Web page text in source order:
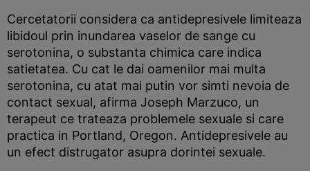
Cercetatorii considera ca antidepresivele limiteaza
libidoul prin inundarea vaselor de sange cu
serotonina, o substanta chimica care indica
satietatea. Cu cat le dai oamenilor mai multa
serotonina, cu atat mai putin vor simti nevoia de
contact sexual, afirma Joseph Marzuco, un
terapeut ce trateaza problemele sexuale si care
practica in Portland, Oregon. Antidepresivele au
un efect distrugator asupra dorintei sexuale.